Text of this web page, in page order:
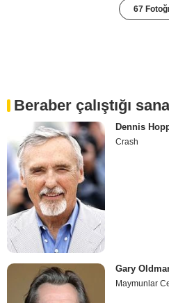
67
Beraber çalıştığı
Dennis
Crash
Gary
Maymunlar